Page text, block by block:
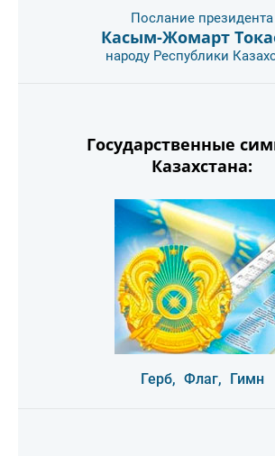
Послание президента
Касым-Жомарт
народу Республики
Государственные
Казахстана:
Герб, Флаг, Гимн